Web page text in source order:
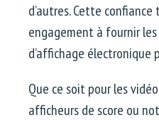
d’autres. Cette
engagement à fournir
d’affichage électronique
Que ce soit pour les
afficheurs de score ou